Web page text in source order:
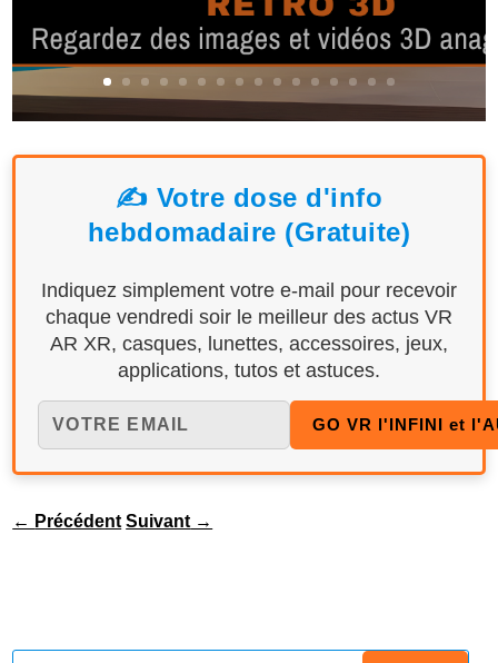
✍️ Votre dose d'info
hebdomadaire (Gratuite)
Indiquez simplement votre e-mail pour recevoir
chaque vendredi soir le meilleur des actus VR
AR XR, casques, lunettes, accessoires, jeux,
applications, tutos et astuces.
← Précédent Suivant →